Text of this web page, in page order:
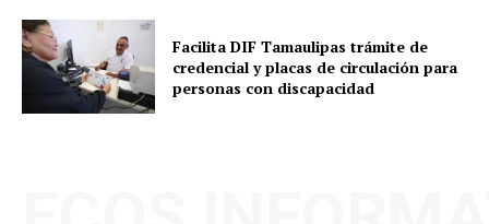
Facilita DIF Tamaulipas trámite de
credencial y placas de circulación para
personas con discapacidad